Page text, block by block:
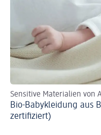
Sensitive Materialien von
Bio-Babykleidung aus
zertifiziert)